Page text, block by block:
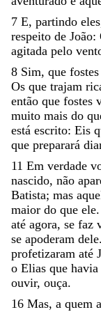
7 E, partindo eles
respeito de João:
agitada pelo
8 Sim, que fostes
Os que trajam
então que fostes
muito mais do
está escrito: Eis
que preparará
11 Em verdade
nascido, não
Batista; mas
maior do que ele.
até agora, se faz
se apoderam dele.
profetizaram até
o Elias que havia
ouvir, ouça.
16 Mas, a quem